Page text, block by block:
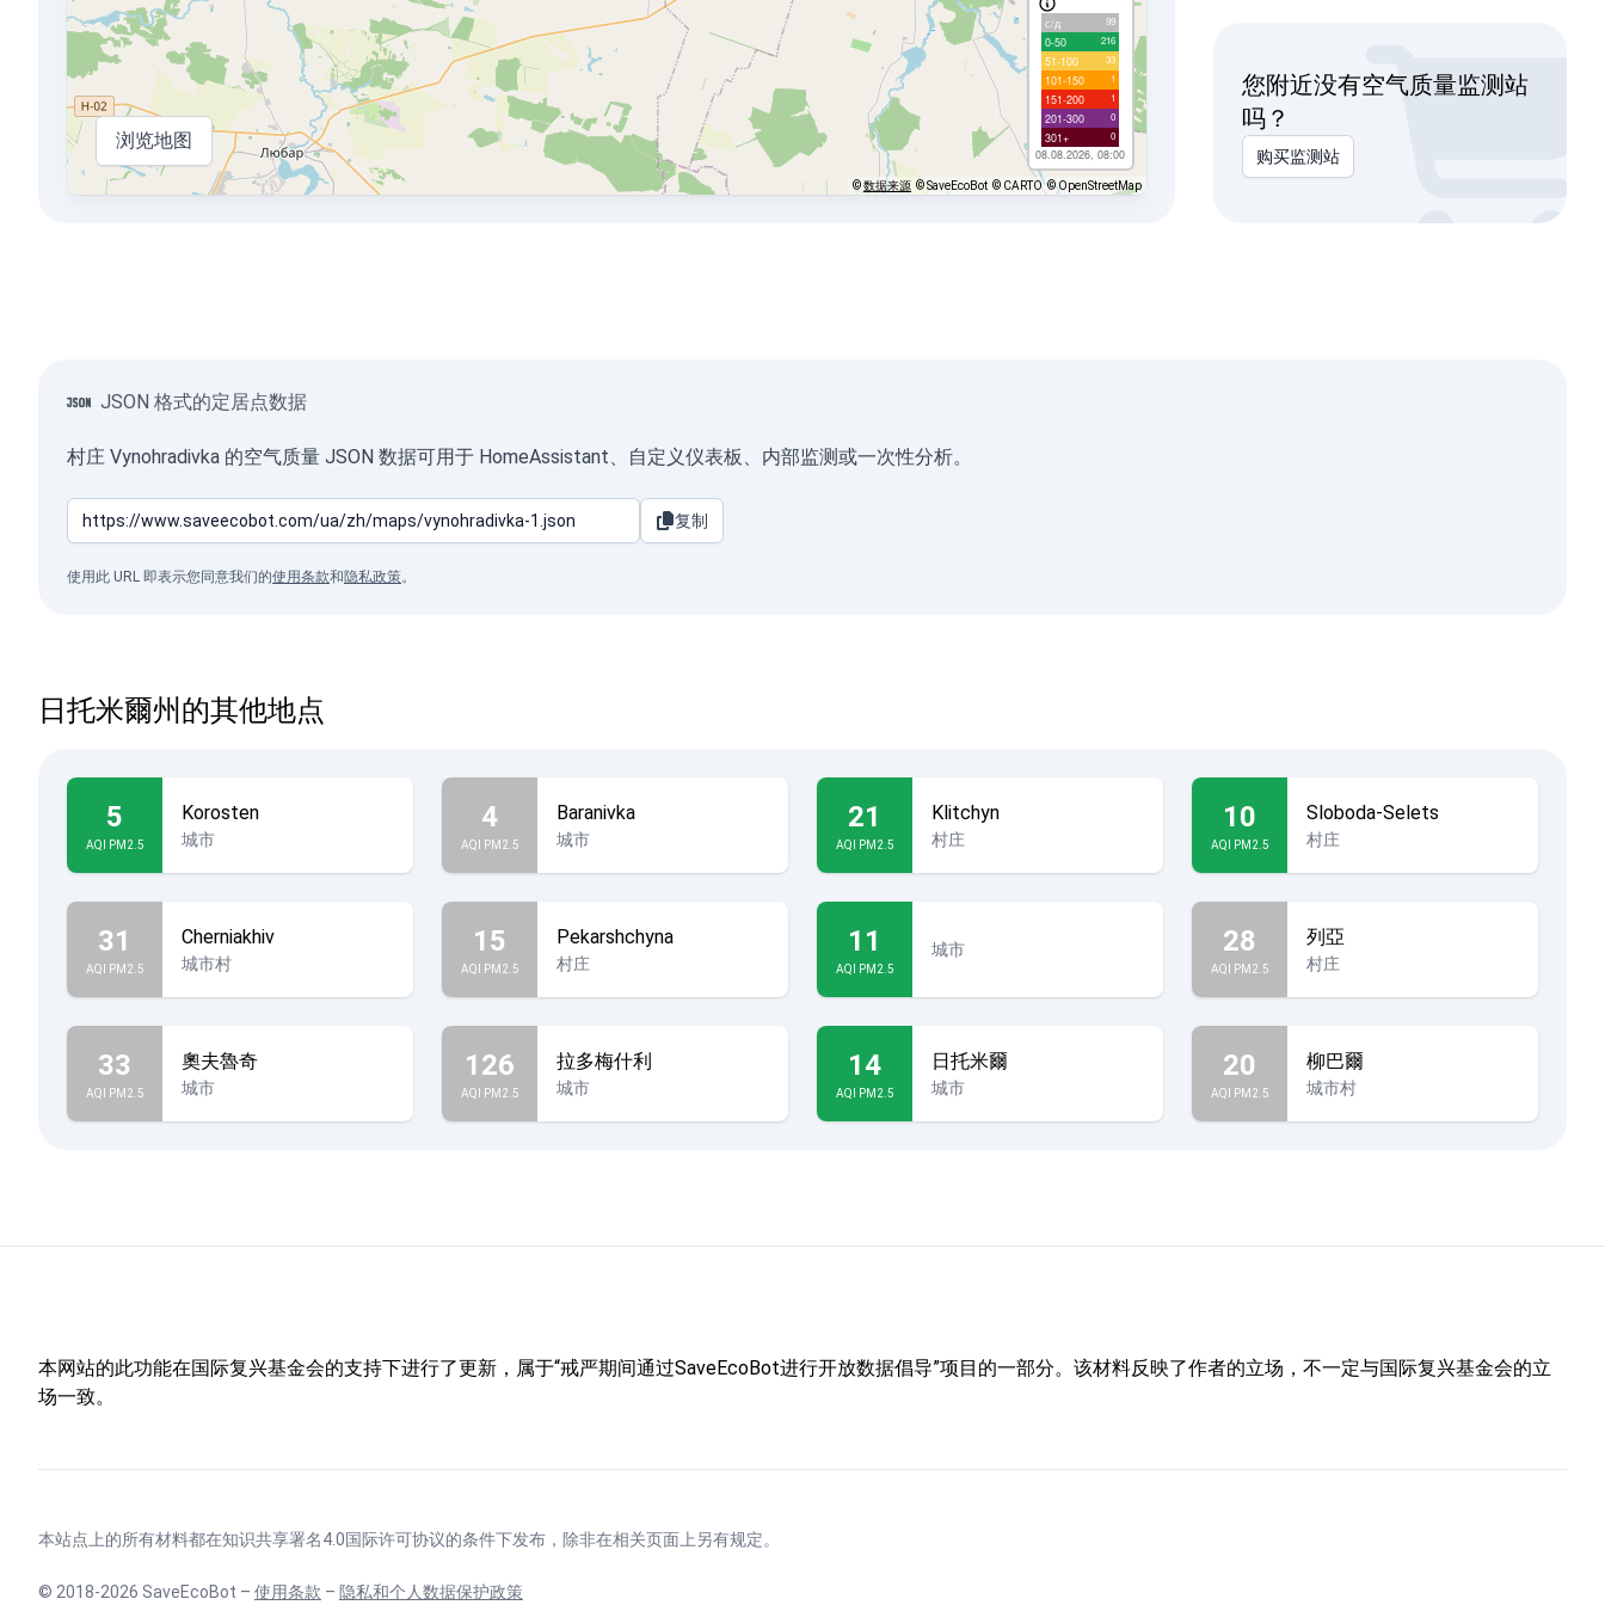
с/д 99
0-50 216
51-100 33
101-150 1
151-200 1
201-300 0
301+ 0
08.08.2026, 08:00
浏览地图
©数据来源 © SaveEcoBot © CARTO © OpenStreetMap
您附近没有空气质量监测站
吗？
购买监测站
JSON 格式的定居点数据
村庄 Vynohradivka 的空气质量 JSON 数据可用于 HomeAssistant、自定义仪表板、内部监测或一次性分析。
复制
使用此 URL 即表示您同意我们的使用条款和隐私政策。
日托米爾州的其他地点
5
AQI PM2.5
Korosten
城市
4
AQI PM2.5
Baranivka
城市
21
AQI PM2.5
Klitchyn
村庄
10
AQI PM2.5
Sloboda-Selets
村庄
31
AQI PM2.5
Cherniakhiv
城市村
15
AQI PM2.5
Pekarshchyna
村庄
11
AQI PM2.5
城市 28
AQI PM2.5
列亞
村庄
33
AQI PM2.5
奧夫魯奇
城市
126
AQI PM2.5
拉多梅什利
城市
14
AQI PM2.5
日托米爾
城市
20
AQI PM2.5
柳巴爾
城市村
本网站的此功能在国际复兴基金会的支持下进行了更新，属于“戒严期间通过SaveEcoBot进行开放数据倡导”项目的一部分。该材料反映了作者的立场，不一定与国际复兴基金会的立
场一致。
本站点上的所有材料都在知识共享署名4.0国际许可协议的条件下发布，除非在相关页面上另有规定。
© 2018-2026 SaveEcoBot – 使用条款 – 隐私和个人数据保护政策